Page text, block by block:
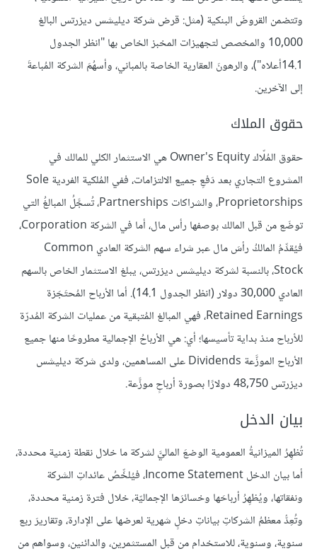
وتتضمن القروضَ البنكية (مثل: قرض شركة ديليشس ديزرتس البالغ
10,000 والمخصص لتجهيزات المخبز الخاص بها "انظر الجدول
14.1أعلاه")، والرهونَ العقارية الخاصة بالمباني، وأسهُمَ الشركة المُباعةَ
إلى الآخرين.
حقوق الملاك
حقوق المُلّاك Owner's Equity هي الاستثمار الكلي للمالك في
المشروع التجاري بعد دَفعِ جميع الالتزامات، ففي المُلكية الفردية Sole
Proprietorships، والشراكات Partnerships، تُسجَّلُ المبالغُ التي
توضَع من قبل المالك بوصفها رأس مال، أما في الشركة Corporation،
فيُقدِّمُ المالكُ رأسَ مال عبر شراء سهم الشركة العادي Common
Stock، بالنسبة لشركة ديليشس ديزرتس، يبلغ الاستثمار الخاص بالسهم
العادي 30,000 دولار (انظر الجدول 14.1). أما الأرباح المُحتَجَزة
Retained Earnings، فهي المبالغ المُتبقية من عمليات الشركة المُدرّة
للأرباح منذ بداية تأسيسها؛ أي: هي الأرباحُ الإجمالية مطروحًا منها جميع
الأرباح الموزَّعة Dividends على المساهمين، ولدى شركة ديليشس
ديزرتس 48,750 دولارًا بصورة أرباحٍ موزَّعة.
بيان الدخل
تُظهِرُ الميزانيةُ العمومية الوضعَ الماليَّ لشركة ما خلال نقطة زمنية محددة،
أما بيان الدخل Income Statement، فيُلخِّصُ عائداتِ الشركة
ونفقاتها، ويُظهِرُ أرباحَها وخسائرَها الإجماليّة، خلال فترة زمنية محددة،
وتُعِدُّ معظمُ الشركاتِ بياناتِ دخلٍ شهرية لعرضها على الإدارة، وتقاريرَ ربع
سنوية، وسنوية، للاستخدام من قبل المستثمرين، والدائنين، وسواهم من